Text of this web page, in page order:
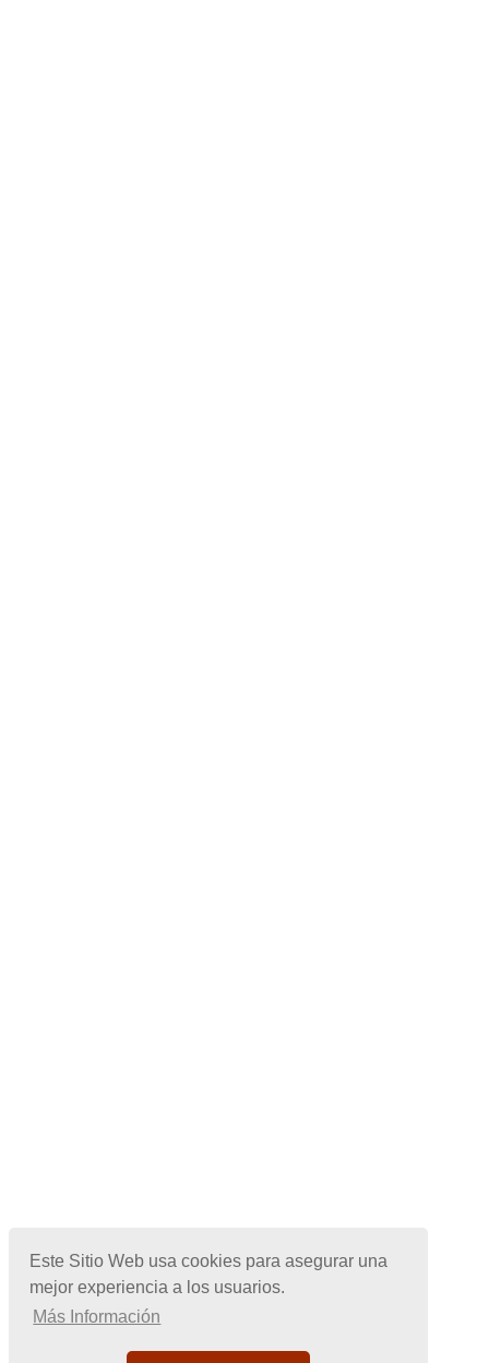
Este Sitio Web usa cookies para asegurar una
mejor experiencia a los usuarios.
Más Información